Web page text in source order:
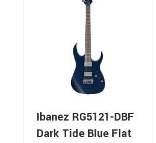
Ibanez RG5121-DBF
Dark Tide Blue Flat